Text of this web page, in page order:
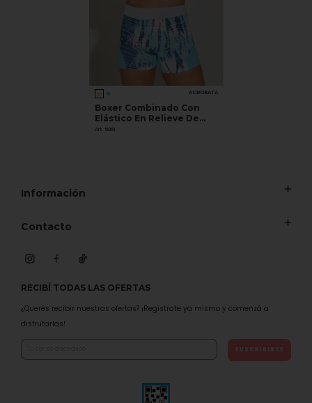
ACROBATA
Boxer Combinado Con
Elástico En Relieve De
Algodón Y Lycra
Art. 5061
Información
Contacto
RECIBÍ TODAS LAS OFERTAS
¿Querés recibir nuestras ofertas? ¡Registrate ya mismo y comenzá a
disfrutarlas!